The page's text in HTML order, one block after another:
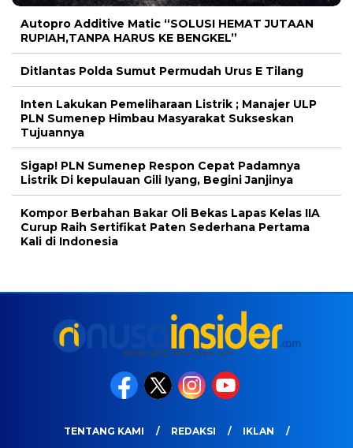
Autopro Additive Matic “SOLUSI HEMAT JUTAAN
RUPIAH,TANPA HARUS KE BENGKEL”
Ditlantas Polda Sumut Permudah Urus E Tilang
Inten Lakukan Pemeliharaan Listrik ; Manajer ULP
PLN Sumenep Himbau Masyarakat Sukseskan
Tujuannya
Sigap! PLN Sumenep Respon Cepat Padamnya
Listrik Di kepulauan Gili Iyang, Begini Janjinya
Kompor Berbahan Bakar Oli Bekas Lapas Kelas IIA
Curup Raih Sertifikat Paten Sederhana Pertama
Kali di Indonesia
TENTANG KAMI REDAKSI
IKLAN